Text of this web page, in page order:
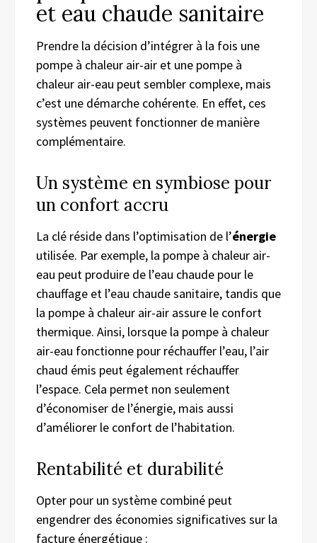
et eau chaude sanitaire
Prendre la décision d’intégrer à la fois une
pompe à chaleur air-air et une pompe à
chaleur air-eau peut sembler complexe, mais
c’est une démarche cohérente. En effet, ces
systèmes peuvent fonctionner de manière
complémentaire.
Un système en symbiose pour
un confort accru
La clé réside dans l’optimisation de l’énergie
utilisée. Par exemple, la pompe à chaleur air-
eau peut produire de l’eau chaude pour le
chauffage et l’eau chaude sanitaire, tandis que
la pompe à chaleur air-air assure le confort
thermique. Ainsi, lorsque la pompe à chaleur
air-eau fonctionne pour réchauffer l’eau, l’air
chaud émis peut également réchauffer
l’espace. Cela permet non seulement
d’économiser de l’énergie, mais aussi
d’améliorer le confort de l’habitation.
Rentabilité et durabilité
Opter pour un système combiné peut
engendrer des économies significatives sur la
facture énergétique :